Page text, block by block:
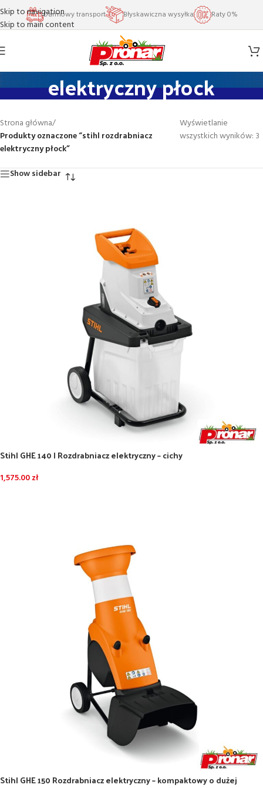
Skip to navigation
Skip to main content
Darmowy transport Błyskawiczna wysyłka Raty 0%
stihl rozdrabniacz
elektryczny płock
Strona główna/
Produkty oznaczone “stihl rozdrabniacz
elektryczny płock”
Wyświetlanie
wszystkich wyników: 3
Show sidebar
Stihl GHE 140 l Rozdrabniacz elektryczny – cichy
1,575.00zł
Stihl GHE 150 Rozdrabniacz elektryczny – kompaktowy o dużej